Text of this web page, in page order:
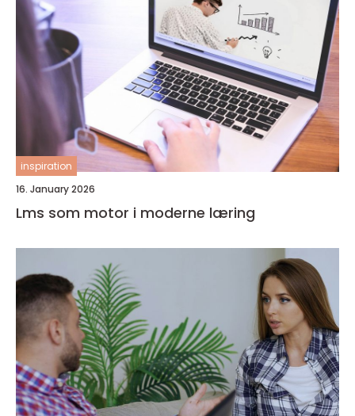
inspiration
16. January 2026
Lms som motor i moderne læring